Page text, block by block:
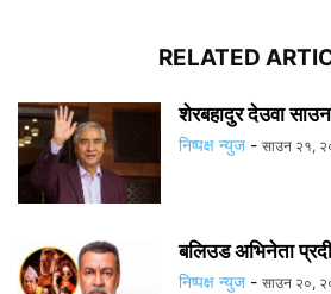
RELATED
शेरबहादुर देउवा
निष्पक्ष न्युज - साउन २१,
बलिउड अभिनेता
निष्पक्ष न्युज - साउन २०,